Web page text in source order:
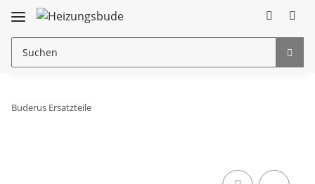
Buderus Ersatzteile